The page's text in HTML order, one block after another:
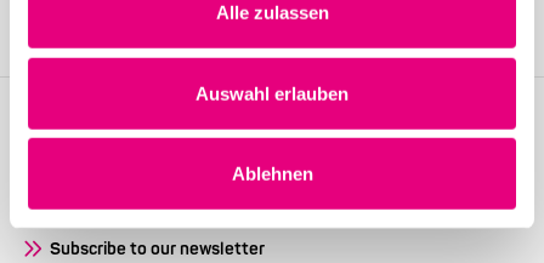
Alle zulassen
Auswahl erlauben
Ablehnen
Receive the latest news regularly with our Enjoy Jazz.
Subscribe to our newsletter